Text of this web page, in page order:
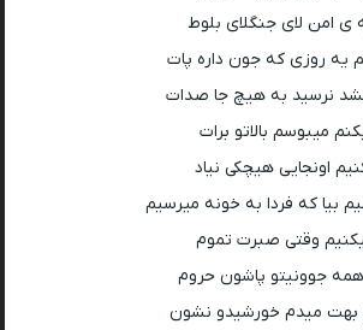
ی امن لای جنگلای بلوط
یه روزی که جون داره پات
نرسید به هیچ جا صدات
میبوسم بالاتو برات
اونجایی هیچکی نیاد
بیا که فردا به خونه میرسیم
وقتی صبرت تموم
جوونیتو پاشون حروم
بهت میدم خورشیدو نشون